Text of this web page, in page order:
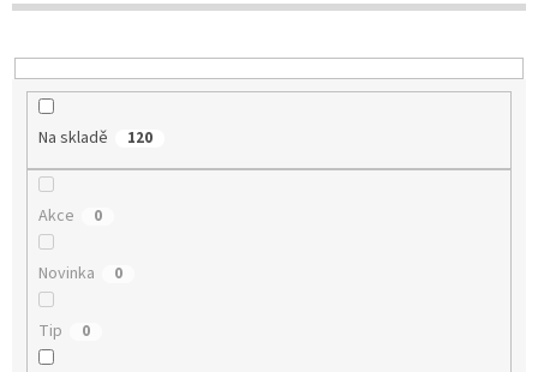
k
t
Na skladě 120
Akce 0
Novinka 0
Tip 0